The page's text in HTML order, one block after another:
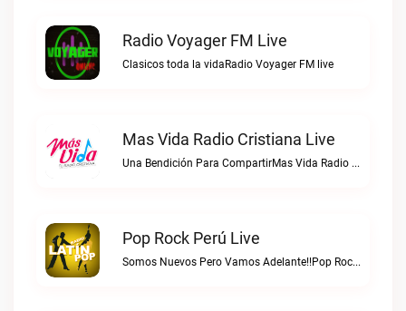
Radio Voyager FM Live
Clasicos toda la vidaRadio Voyager FM live
Mas Vida Radio Cristiana Live
Una Bendición Para CompartirMas Vida Radio Cristiana live
Pop Rock Perú Live
Somos Nuevos Pero Vamos Adelante!!Pop Rock Perú live